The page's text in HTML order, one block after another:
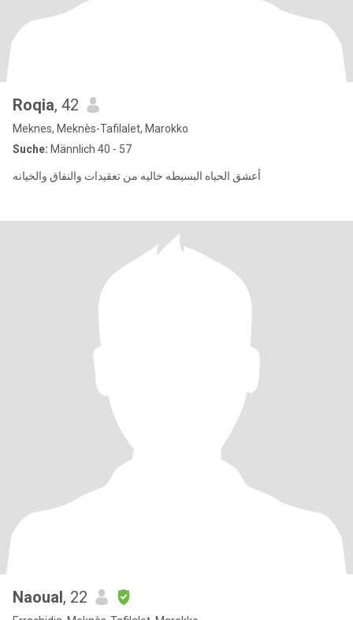
Roqia, 42
Meknes, Meknès-Tafilalet, Marokko
Suche: Männlich 40 - 57
أعشق الحياه البسيطه خاليه من تعقيدات والنفاق والخيانه
Naoual, 22